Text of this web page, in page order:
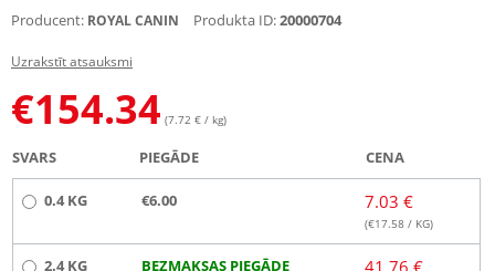
Producent: ROYAL CANIN Produkta ID:20000704
Uzrakstīt atsauksmi
€154.34 (7.72 € / kg)
SVARS PIEGĀDE CENA
0.4 KG €6.00 7.03 €
(€17.58 / KG)
2.4 KG BEZMAKSAS PIEGĀDE 41.76 €